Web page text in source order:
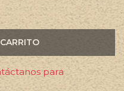
para